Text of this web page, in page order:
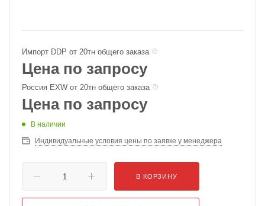
Импорт DDP от 20тн общего заказа
Цена по запросу
Россия EXW от 20тн общего заказа
Цена по запросу
В наличии
Индивидуальные условия цены по заявке у менеджера
В КОРЗИНУ